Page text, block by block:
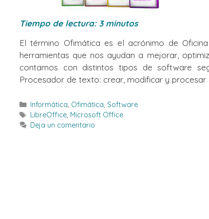
Tiempo de lectura: 3 minutos
El término Ofimática es el acrónimo de
herramientas que nos ayudan a mejorar,
contamos con distintos tipos de software
Procesador de texto: crear, modificar y procesar
Categorías
Informática, Ofimática, Software
Etiquetas
LibreOffice, Microsoft Office
Deja un comentario